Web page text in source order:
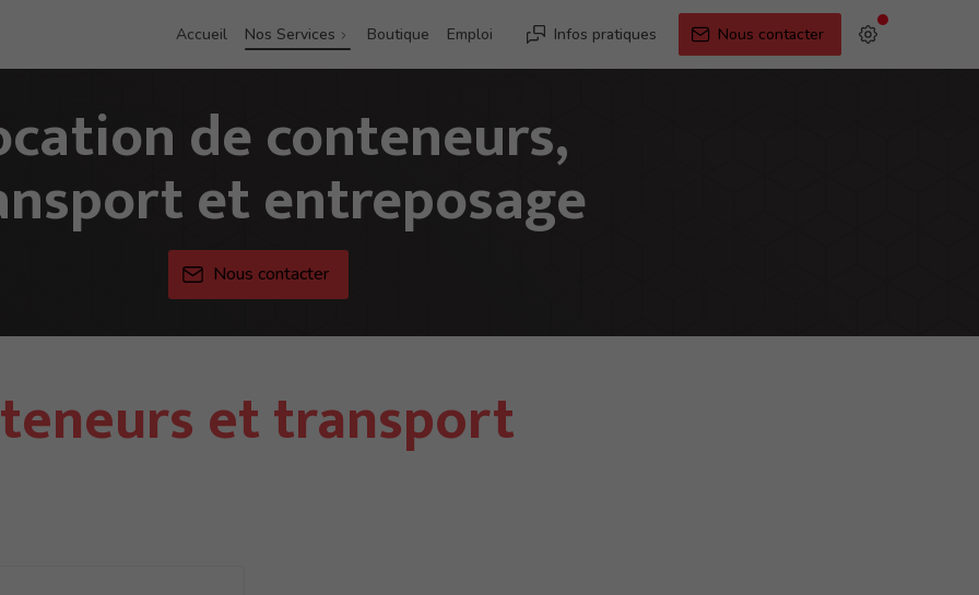
Accueil Nos Services Boutique Emploi Infos pratiques Nous contacter
de conteneurs,
et entreposage
Nous contacter
et transport